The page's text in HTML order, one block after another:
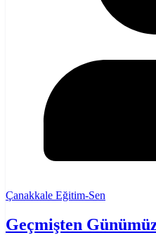
Çanakkale Eğitim-Sen
Geçmişten